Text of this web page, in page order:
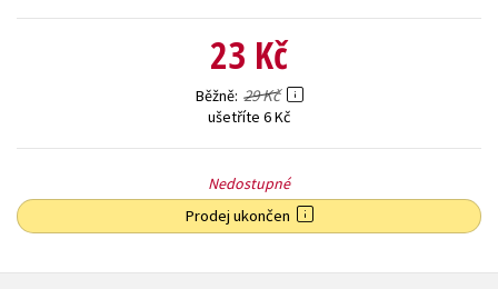
23 Kč
Běžně 29 Kč
ušetříte 6 Kč
Nedostupné
Prodej ukončen